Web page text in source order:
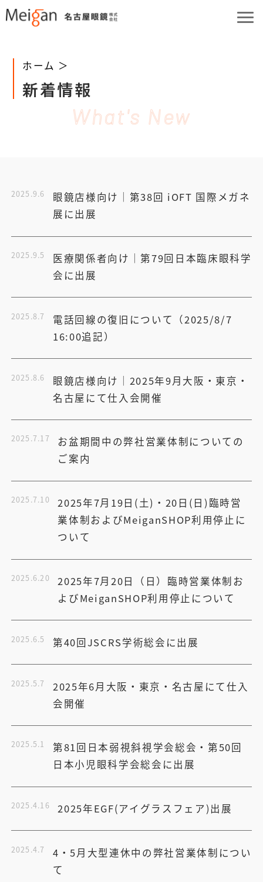
What's New
ホーム ＞
新着情報
2025.9.6
眼鏡店様向け│第38回 iOFT 国際メガネ
展に出展
2025.9.5
医療関係者向け│第79回日本臨床眼科学
会に出展
2025.8.7
電話回線の復旧について（2025/8/7
16:00追記）
2025.8.6
眼鏡店様向け│2025年9月大阪・東京・
名古屋にて仕入会開催
2025.7.17
お盆期間中の弊社営業体制についての
ご案内
2025.7.10
2025年7月19日(土)・20日(日)臨時営
業体制およびMeiganSHOP利用停止に
ついて
2025.6.20
2025年7月20日（日）臨時営業体制お
よびMeiganSHOP利用停止について
2025.6.5 第40回JSCRS学術総会に出展
2025.5.7
2025年6月大阪・東京・名古屋にて仕入
会開催
2025.5.1
第81回日本弱視斜視学会総会・第50回
日本小児眼科学会総会に出展
2025.4.16 2025年EGF(アイグラスフェア)出展
2025.4.7
4・5月大型連休中の弊社営業体制につい
て